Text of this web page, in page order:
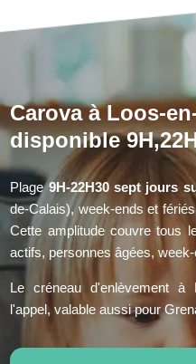
Carova à Loos-
disponible
Plage9H-22H30 sept jours
de-Calais), week-ends et
Cette amplitude couvre tous
actifs, personnes âgées,
Le créneau d'enlèvement à
l'appel, valable aussi pour